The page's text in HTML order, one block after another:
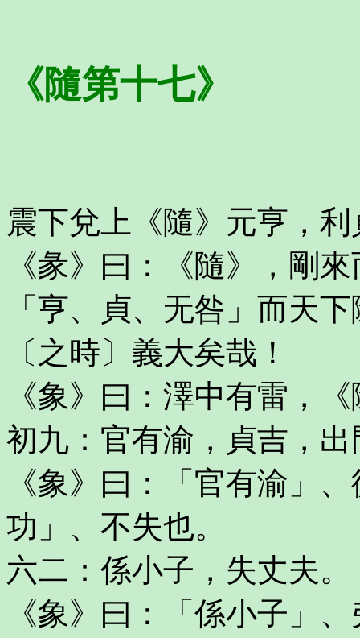
《隨第十七》
震下兌上《隨》元亨，
《彖》曰：《隨》，剛
「亨、貞、无咎」而天
〔之時〕義大矣哉！
《象》曰：澤中有雷，
初九：官有渝，貞吉，
《象》曰：「官有渝」
功」、不失也。
六二：係小子，失丈夫。
《象》曰：「係小子」